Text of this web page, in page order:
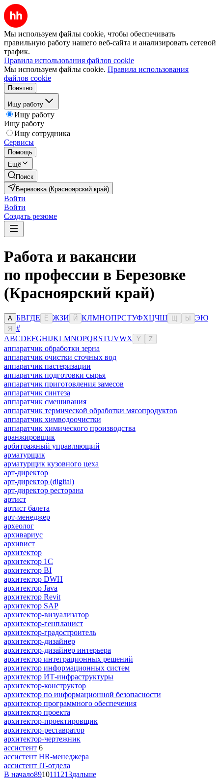
Мы используем файлы cookie, чтобы обеспечивать
правильную работу нашего веб-сайта и анализировать сетевой
трафик.
Правила использования файлов cookie
Мы используем файлы cookie. Правила использования
файлов cookie
Понятно
Ищу работу
Ищу работу
Ищу работу
Ищу сотрудника
Сервисы
Помощь
Ещё
Поиск
Березовка (Красноярский край)
Войти
Войти
Создать резюме
Работа и вакансии
по профессии в Березовке
(Красноярский край)
А БВГДЕ Ё ЖЗИ Й КЛМНОПРСТУФХЦЧШ Ы ЭЮ
Я
#
ABCDEFGHIJKLMNOPQRSTUVWX Y Z
аппаратчик обработки зерна
аппаратчик очистки сточных вод
аппаратчик пастеризации
аппаратчик подготовки сырья
аппаратчик приготовления замесов
аппаратчик синтеза
аппаратчик смешивания
аппаратчик термической обработки мясопродуктов
аппаратчик химводоочистки
аппаратчик химического производства
аранжировщик
арбитражный управляющий
арматурщик
арматурщик кузовного цеха
арт-директор
арт-директор (digital)
арт-директор ресторана
артист
артист балета
арт-менеджер
археолог
архивариус
архивист
архитектор
архитектор 1С
архитектор BI
архитектор DWH
архитектор Java
архитектор Revit
архитектор SAP
архитектор-визуализатор
архитектор-генпланист
архитектор-градостроитель
архитектор-дизайнер
архитектор-дизайнер интерьера
архитектор интеграционных решений
архитектор информационных систем
архитектор ИТ-инфраструктуры
архитектор-конструктор
архитектор по информационной безопасности
архитектор программного обеспечения
архитектор проекта
архитектор-проектировщик
архитектор-реставратор
архитектор-чертежник
ассистент 6
ассистент HR-менеджера
ассистент IT-отдела
В начало8910111213дальше